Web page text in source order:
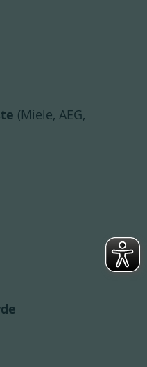
(Miele, AEG,